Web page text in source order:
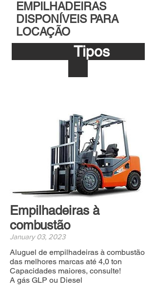
EMPILHADEIRAS
DISPONÍVEIS PARA
LOCAÇÃO
Tipos
Empilhadeiras à
combustão
January 03, 2023
Aluguel de empilhadeiras à combustão
das melhores marcas até 4,0 ton
Capacidades maiores, consulte!
A gás GLP ou Diesel